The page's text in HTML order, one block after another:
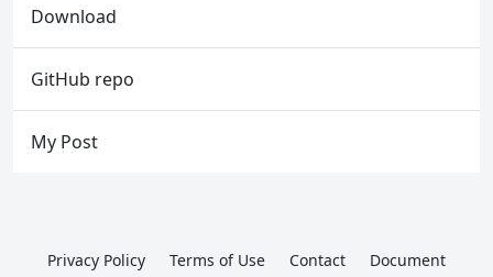
Download
GitHub repo
My Post
Privacy Policy Terms of Use Contact Document